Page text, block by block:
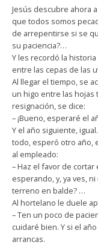
Jesús descubre ahora
que todos somos
de arrepentirse si se
su paciencia?…
Y les recordó la
entre las cepas de las
Al llegar el tiempo, se
un higo entre las hojas
resignación, se dice:
– ¡Bueno, esperaré el
Y el año siguiente,
todo, esperó otro año,
al empleado:
– Haz el favor de
esperando, y, ya ves,
terreno en balde? …
Al hortelano le duele
– Ten un poco de
cuidaré bien. Y si el
arrancas.